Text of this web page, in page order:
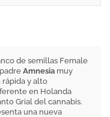
de semillas Female
Amnesia muy
y alto
en Holanda
Grial del cannabis.
una nueva